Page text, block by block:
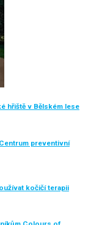
hřiště v Bělském lese
preventivní
kočičí terapii